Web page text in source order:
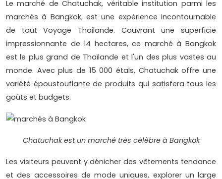
Le marché de Chatuchak, véritable institution parmi les
marchés à Bangkok, est une expérience incontournable
de tout Voyage Thailande. Couvrant une superficie
impressionnante de 14 hectares, ce marché à Bangkok
est le plus grand de Thaïlande et l'un des plus vastes au
monde. Avec plus de 15 000 étals, Chatuchak offre une
variété époustouflante de produits qui satisfera tous les
goûts et budgets.
Chatuchak est un marché très célèbre à Bangkok
Les visiteurs peuvent y dénicher des vêtements tendance
et des accessoires de mode uniques, explorer un large